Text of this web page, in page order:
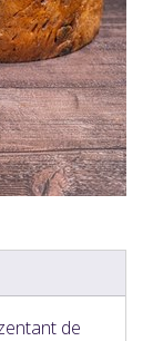
de